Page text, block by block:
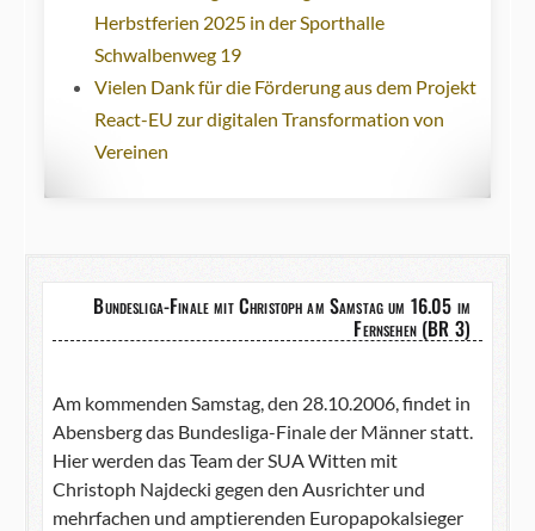
Herbstferien 2025 in der Sporthalle
Schwalbenweg 19
Vielen Dank für die Förderung aus dem Projekt
React-EU zur digitalen Transformation von
Vereinen
Bundesliga-Finale mit Christoph am Samstag um 16.05 im
Fernsehen (BR 3)
Am kommenden Samstag, den 28.10.2006, findet in
Abensberg das Bundesliga-Finale der Männer statt.
Hier werden das Team der SUA Witten mit
Christoph Najdecki gegen den Ausrichter und
mehrfachen und amptierenden Europapokalsieger